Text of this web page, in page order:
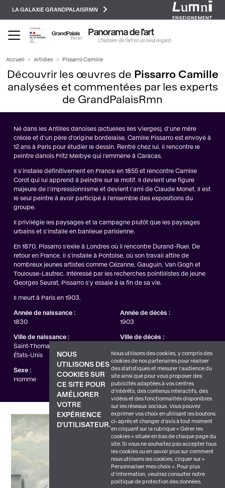
NOUS
UTILISONS DES
COOKIES SUR
CE SITE POUR
AMÉLIORER
VOTRE
EXPÉRIENCE
D'UTILISATEUR.
Nous utilisons des cookies, y compris des
cookies de nos partenaires pour réaliser
des statistiques et mesurer l'audience du
site ainsi que pour vous proposer des
publicités adaptées à vos centres
d'intérêts, des contenus interactifs, des
vidéos et des fonctionnalités disponibles
sur les réseaux sociaux. Vous pouvez
exprimer vos choix en utilisant les boutons
ci-après et changer d’avis à tout moment
en cliquant sur la rubrique « Gérer les
cookies » située en bas de chaque page du
site. Si vous ne souhaitez pas accepter tous
les cookies ou en savoir plus sur comment
nous utilisons les cookies, cliquer sur «
Personnaliser mes choix ». Pour plus
d’information, veuillez consulter notre
politique de protection des données.
principal
LA GALAXIE GRANDPALAISRMN
Panorama de l'art
L’histoire de l’art en un seul regard
Accueil Artistes Pissarro Camille
Découvrir les œuvres de Pissarro Camille
analysées et commentées par les experts
de GrandPalaisRmn
Né dans les Antilles danoises (actuelles Iles Vierges), d'une mère
créole et d'un père d'origine bordelaise, Camille Pissarro est envoyé à
12 ans à Paris pour étudier le dessin. Rentré chez lui, il rencontre le
peintre danois Fritz Melbye qui l'emmène à Caracas.
Il s'installe définitivement en France en 1855 et rencontre Camille
Corot qui lui apprend à peindre sur le motif. Il devient une figure
majeure de l'impressionnisme et devient l'ami de Claude Monet. Il est
le seul peintre à avoir participé à l'ensemble des expositions du
groupe.
Il privilégie les paysages et la campagne plutôt que les paysages
urbains et s'installe en banlieue parisienne.
En 1870, Pissarro s'exile à Londres où il rencontre Durand-Ruel. De
retour en France, il s'installe à Pontoise, où son travail attire de
nombreux jeunes artistes comme Cézanne, Gauguin, Van Gogh et
Toulouse-Lautrec. Intéressé par les recherches pointillistes de jeune
Georges Seurat, Pissarro s'y essaie à la fin de sa vie.
Il meurt à Paris en 1903.
Année de naissance :
1830
Année de décès :
1903
Ville de naissance :
Saint-Thomas, Îles Vierges des
États-Unis
Ville de décès :
Sexe :
Homme